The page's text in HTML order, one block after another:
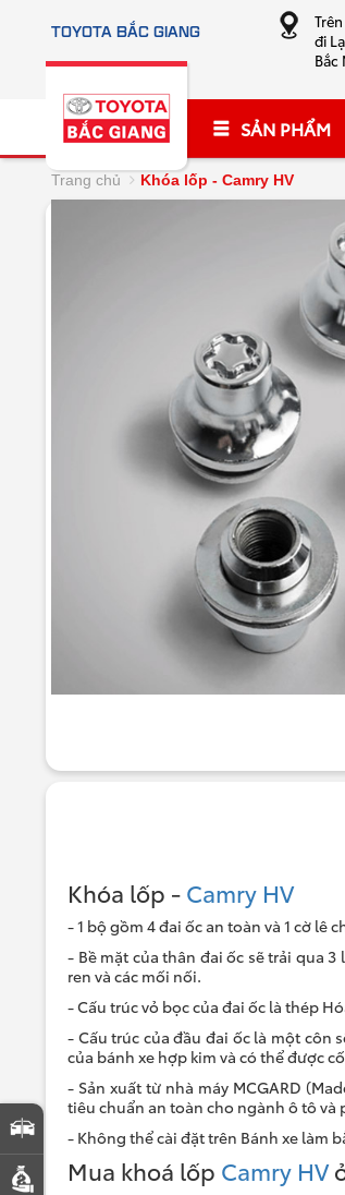
TOYOTA BẮC GIANG
đi
Bắc
SẢN PHẨM
Trang chủ Khóa lốp - Camry HV
Khóa lốp - Camry HV
- 1 bộ gồm 4 đai ốc an toàn và 1 cờ lê
- Bề mặt của thân đai ốc sẽ trải qua
ren và các mối nối.
- Cấu trúc vỏ bọc của đai ốc là thép
- Cấu trúc của đầu đai ốc là một côn
của bánh xe hợp kim và có thể được
- Sản xuất từ ​​nhà máy MCGARD
tiêu chuẩn an toàn cho ngành ô tô và
- Không thể cài đặt trên Bánh xe làm
Mua khoá lốp Camry HV
So sánh xe
Dự toán chi phí